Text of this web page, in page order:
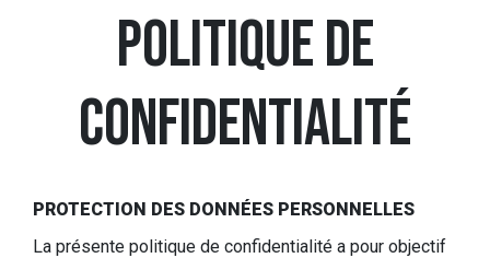
POLITIQUE DE
CONFIDENTIALITÉ
PROTECTION DES DONNÉES PERSONNELLES
La présente politique de confidentialité a pour objectif